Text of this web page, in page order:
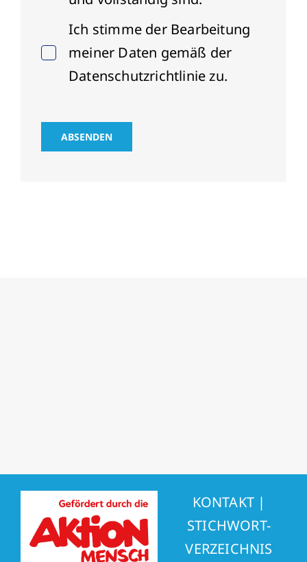
Ich stimme der Bearbeitung
meiner Daten gemäß der
Datenschutzrichtlinie zu.
ABSENDEN
KONTAKT |
STICHWORT-
VERZEICHNIS